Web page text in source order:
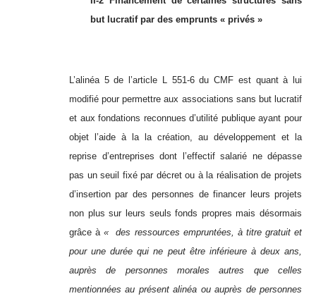
but lucratif par des emprunts « privés »
L’alinéa 5 de l’article L 551-6 du CMF est quant à lui
modifiépour permettre aux associations sans but lucratif
et aux fondations reconnues d’utilité publique ayant pour
objet l’aide à la la création, au développement et la
reprise d’entreprises dont l’effectif salarié ne dépasse
pas un seuil fixé par décret ou à la réalisation de projets
d’insertion par des personnes de financer leurs projets
non plus sur leurs seuls fonds propres mais désormais
grâce à« des ressources empruntées, à titre gratuit et
pour une durée qui ne peut être inférieure à deux ans,
auprès de personnes morales autres que celles
mentionnées au présent alinéa ou auprès de personnes